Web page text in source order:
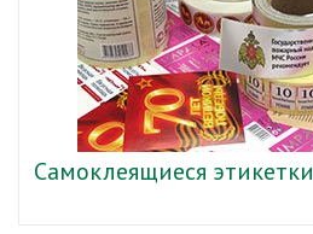
Самоклеящиеся этикетки